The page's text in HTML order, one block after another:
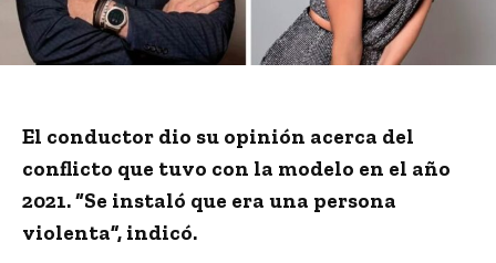
El conductor dio su opinión acerca del
conflicto que tuvo con la modelo en el año
2021. “Se instaló que era una persona
violenta”, indicó.